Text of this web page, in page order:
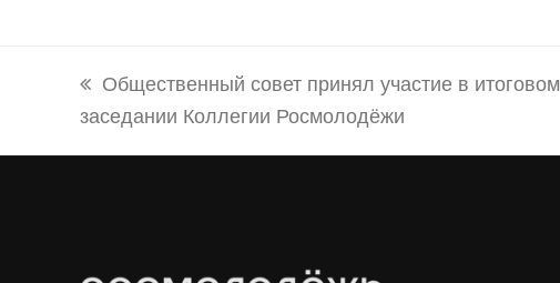
previous
post:
Общественный совет принял участие в итоговом
заседании Коллегии Росмолодёжи